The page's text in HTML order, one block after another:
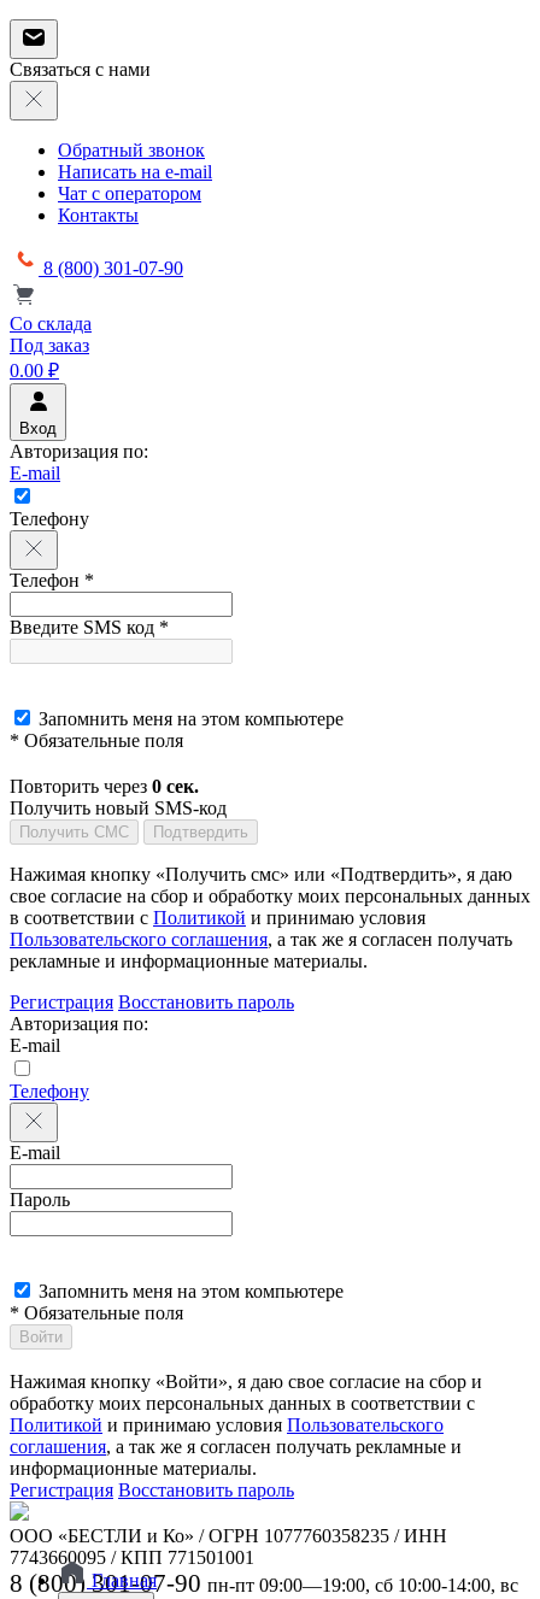
Связаться с нами
Обратный звонок
Написать на e-mail
Чат с оператором
Контакты
8 (800) 301-07-90
Со склада
Под заказ
0.00 ₽
Вход
Авторизация по:
E-mail
Телефону
Телефон *
Введите SMS код *
Запомнить меня на этом компьютере
* Обязательные поля
Повторить через 0 сек.
Получить новый SMS-код
Получить СМС Подтвердить
Нажимая кнопку «Получить смс» или «Подтвердить», я даю
свое согласие на сбор и обработку моих персональных данных
в соответствии с Политикой и принимаю условия
Пользовательского соглашения, а так же я согласен получать
рекламные и информационные материалы.
Регистрация Восстановить пароль
Авторизация по:
E-mail
Телефону
E-mail
Пароль
Запомнить меня на этом компьютере
* Обязательные поля
Войти
Нажимая кнопку «Войти», я даю свое согласие на сбор и
обработку моих персональных данных в соответствии с
Политикой и принимаю условия Пользовательского
соглашения, а так же я согласен получать рекламные и
информационные материалы.
Регистрация Восстановить пароль
ООО «БЕСТЛИ и Ко» / ОГРН 1077760358235 / ИНН
7743660095 / КПП 771501001
8 (800) 301-07-90 пн-пт 09:00—19:00, сб 10:00-14:00, вс
Главная